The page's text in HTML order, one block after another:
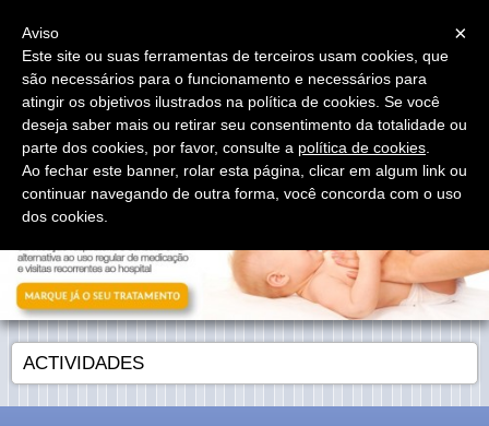
ACTIVIDADES
×
Aviso
Este site ou suas ferramentas de terceiros usam cookies, que
são necessários para o funcionamento e necessários para
atingir os objetivos ilustrados na política de cookies. Se você
deseja saber mais ou retirar seu consentimento da totalidade ou
parte dos cookies, por favor, consulte a política de cookies
Ao fechar este banner, rolar esta página, clicar em algum link ou
continuar navegando de outra forma, você concorda com o uso
dos cookies.